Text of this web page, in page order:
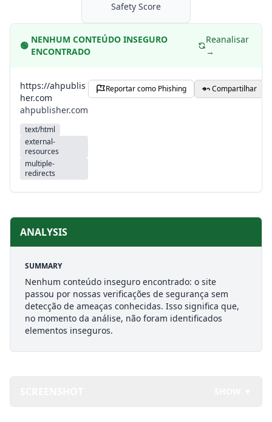
Safety Score
🟢
NENHUM CONTEÚDO INSEGURO
ENCONTRADO
Reanalisar
→
https://ahpublis
her.com
ahpublisher.com
text/html
external-
resources
multiple-
redirects
Reportar como Phishing Compartilhar
ANALYSIS
SUMMARY
Nenhum conteúdo inseguro encontrado: o site
passou por nossas verificações de segurança sem
detecção de ameaças conhecidas. Isso significa que,
no momento da análise, não foram identificados
elementos inseguros.